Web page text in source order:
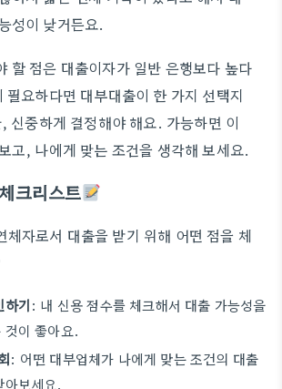
성이 낮거든요.
할 점은 대출이자가 일반 은행보다 높다
필요하다면 대부대출이 한 가지 선택지
신중하게 결정해야 해요. 가능하면 이
고, 나에게 맞는 조건을 생각해 보세요.
크리스트
체자로서 대출을 받기 위해 어떤 점을 체
하기: 내 신용 점수를 체크해서 대출 가능성을
것이 좋아요.
: 어떤 대부업체가 나에게 맞는 조건의 대출
아보세요.